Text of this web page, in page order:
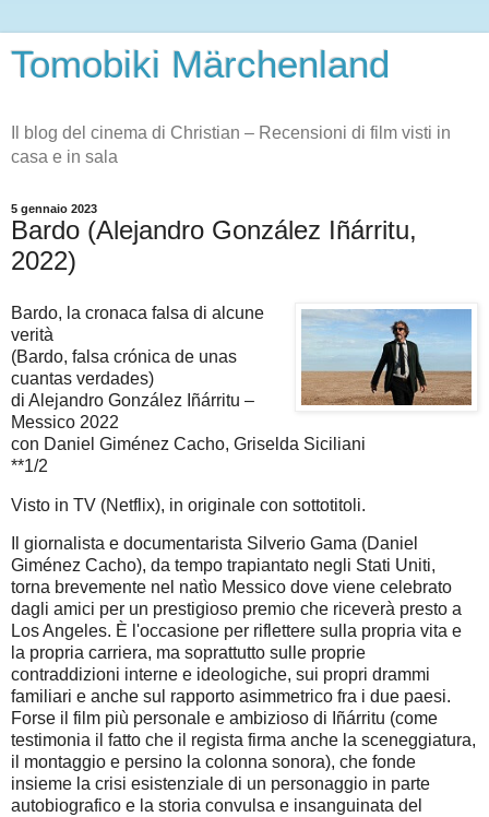
Tomobiki Märchenland
Il blog del cinema di Christian – Recensioni di film visti in
casa e in sala
5 gennaio 2023
Bardo (Alejandro González Iñárritu,
2022)
Bardo, la cronaca falsa di alcune
verità
(Bardo, falsa crónica de unas
cuantas verdades)
di Alejandro González Iñárritu –
Messico 2022
con Daniel Giménez Cacho, Griselda Siciliani
**1/2
Visto in TV (Netflix), in originale con sottotitoli.
Il giornalista e documentarista Silverio Gama (Daniel
Giménez Cacho), da tempo trapiantato negli Stati Uniti,
torna brevemente nel natìo Messico dove viene celebrato
dagli amici per un prestigioso premio che riceverà presto a
Los Angeles. È l'occasione per riflettere sulla propria vita e
la propria carriera, ma soprattutto sulle proprie
contraddizioni interne e ideologiche, sui propri drammi
familiari e anche sul rapporto asimmetrico fra i due paesi.
Forse il film più personale e ambizioso di Iñárritu (come
testimonia il fatto che il regista firma anche la sceneggiatura,
il montaggio e persino la colonna sonora), che fonde
insieme la crisi esistenziale di un personaggio in parte
autobiografico e la storia convulsa e insanguinata del